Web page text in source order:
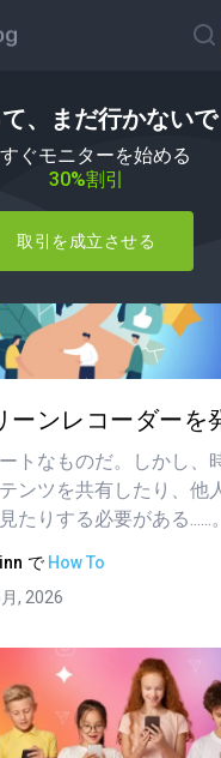
、まだ行かないで
ぐモニターを始める
30%割引
取引を成立させる
ハウツー
ーンレコーダーを
トなものだ。しかし、
ンツを共有したり、他
たりする必要がある......
で How To
, 2026